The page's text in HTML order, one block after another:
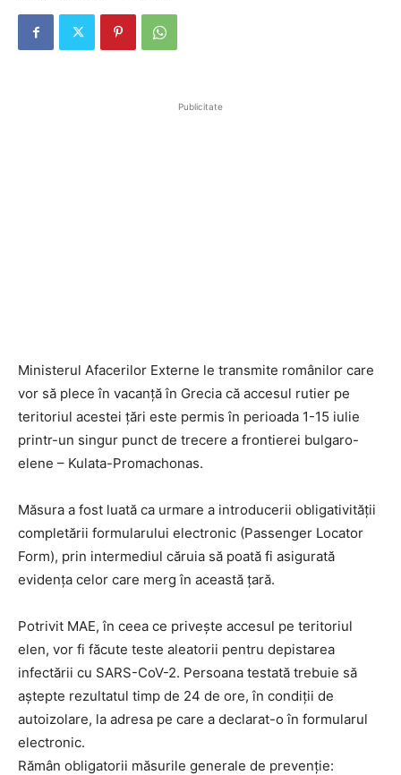
Publicitate
Ministerul Afacerilor Externe le transmite românilor care
vor să plece în vacanță în Grecia că accesul rutier pe
teritoriul acestei țări este permis în perioada 1-15 iulie
printr-un singur punct de trecere a frontierei bulgaro-
elene – Kulata-Promachonas.
Măsura a fost luată ca urmare a introducerii obligativității
completării formularului electronic (Passenger Locator
Form), prin intermediul căruia să poată fi asigurată
evidența celor care merg în această țară.
Potrivit MAE, în ceea ce privește accesul pe teritoriul
elen, vor fi făcute teste aleatorii pentru depistarea
infectării cu SARS-CoV-2. Persoana testată trebuie să
aștepte rezultatul timp de 24 de ore, în condiții de
autoizolare, la adresa pe care a declarat-o în formularul
electronic.
Rămân obligatorii măsurile generale de prevenție: